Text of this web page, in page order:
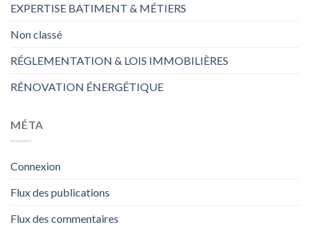
EXPERTISE BATIMENT & MÉTIERS
Non classé
RÉGLEMENTATION & LOIS IMMOBILIÈRES
RÉNOVATION ÉNERGÉTIQUE
MÉTA
Connexion
Flux des publications
Flux des commentaires